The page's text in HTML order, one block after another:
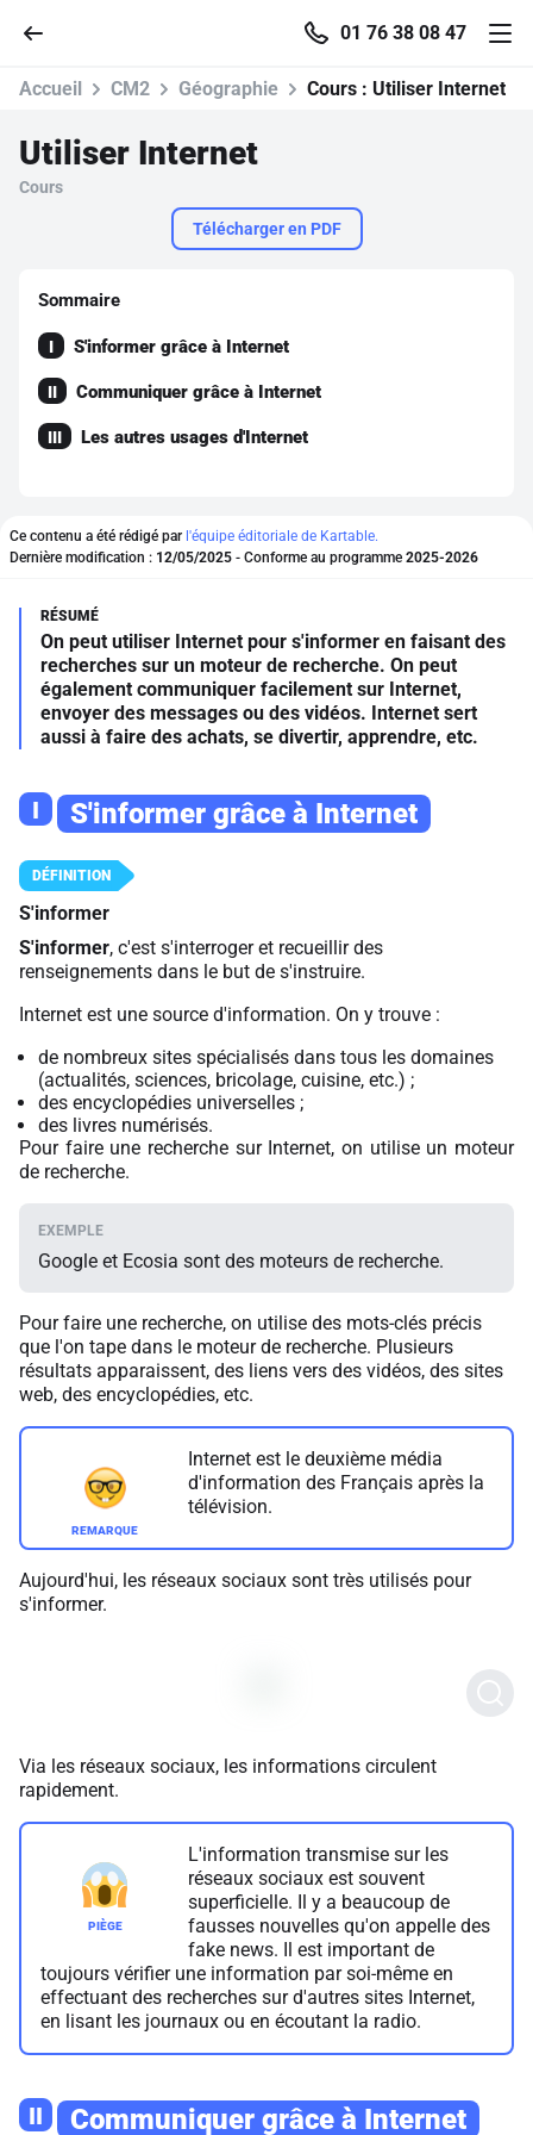
01 76 38 08 47
Accueil
Se connecter
Accueil CM2 Géographie Cours : Utiliser Internet
Utiliser Internet
Cours
Télécharger en PDF
Sommaire
I S'informer grâce à Internet
II Communiquer grâce à Internet
III Les autres usages d'Internet
Ce contenu a été rédigé par l'équipe éditoriale de Kartable.
Dernière modification : 12/05/2025 - Conforme au programme 2025-2026
On peut utiliser Internet pour s'informer en faisant des
recherches sur un moteur de recherche. On peut
également communiquer facilement sur Internet,
envoyer des messages ou des vidéos. Internet sert
aussi à faire des achats, se divertir, apprendre, etc.
I S'informer grâce à Internet
S'informer
S'informer, c'est s'interroger et recueillir des
renseignements dans le but de s'instruire.
Internet est une source d'information. On y trouve :
de nombreux sites spécialisés dans tous les domaines
(actualités, sciences, bricolage, cuisine, etc.) ;
des encyclopédies universelles ;
des livres numérisés.
Pour faire une recherche sur Internet, on utilise un moteur
de recherche.
Google et Ecosia sont des moteurs de recherche.
Pour faire une recherche, on utilise des mots-clés précis
que l'on tape dans le moteur de recherche. Plusieurs
résultats apparaissent, des liens vers des vidéos, des sites
web, des encyclopédies, etc.
Internet est le deuxième média
d'information des Français après la
télévision.
Aujourd'hui, les réseaux sociaux sont très utilisés pour
s'informer.
Via les réseaux sociaux, les informations circulent
rapidement.
L'information transmise sur les
réseaux sociaux est souvent
superficielle. Il y a beaucoup de
fausses nouvelles qu'on appelle des
fake news. Il est important de
toujours vérifier une information par soi-même en
effectuant des recherches sur d'autres sites Internet,
en lisant les journaux ou en écoutant la radio.
II Communiquer grâce à Internet